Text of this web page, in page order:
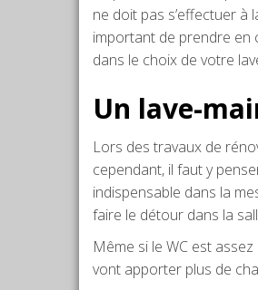
ne doit pas s’effectuer à
important de prendre en
dans le choix de votre
Un lave-
Lors des travaux de
cependant, il faut y
indispensable dans la
faire le détour dans la
Même si le WC est
vont apporter plus de